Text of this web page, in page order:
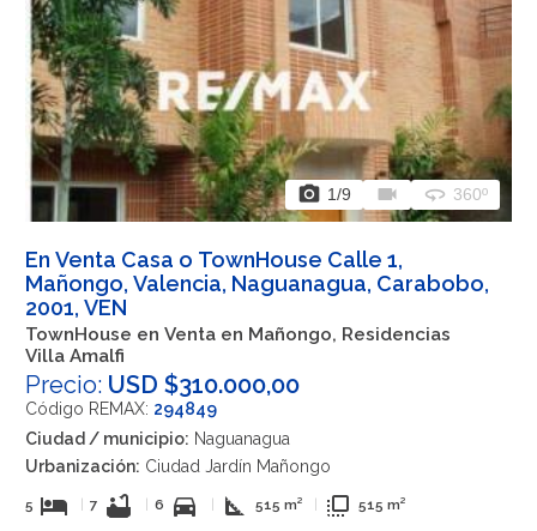
photo_camera 1/9 videocam 360 360º
En Venta Casa o TownHouse Calle 1,
Mañongo, Valencia, Naguanagua, Carabobo,
2001, VEN
TownHouse en Venta en Mañongo, Residencias
Villa Amalfi
Precio: USD $310.000,00
Código REMAX: 294849
Ciudad / municipio: Naguanagua
Urbanización: Ciudad Jardín Mañongo
5 hotel 7 bathtub 6 directions_car square_foot 515 m² flip_to_front 515 m²